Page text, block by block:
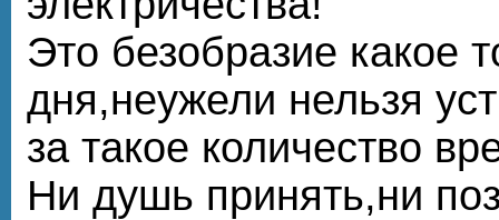
Это безобразие какое
дня,неужели нельзя
за такое количество
Ни душь принять,ни